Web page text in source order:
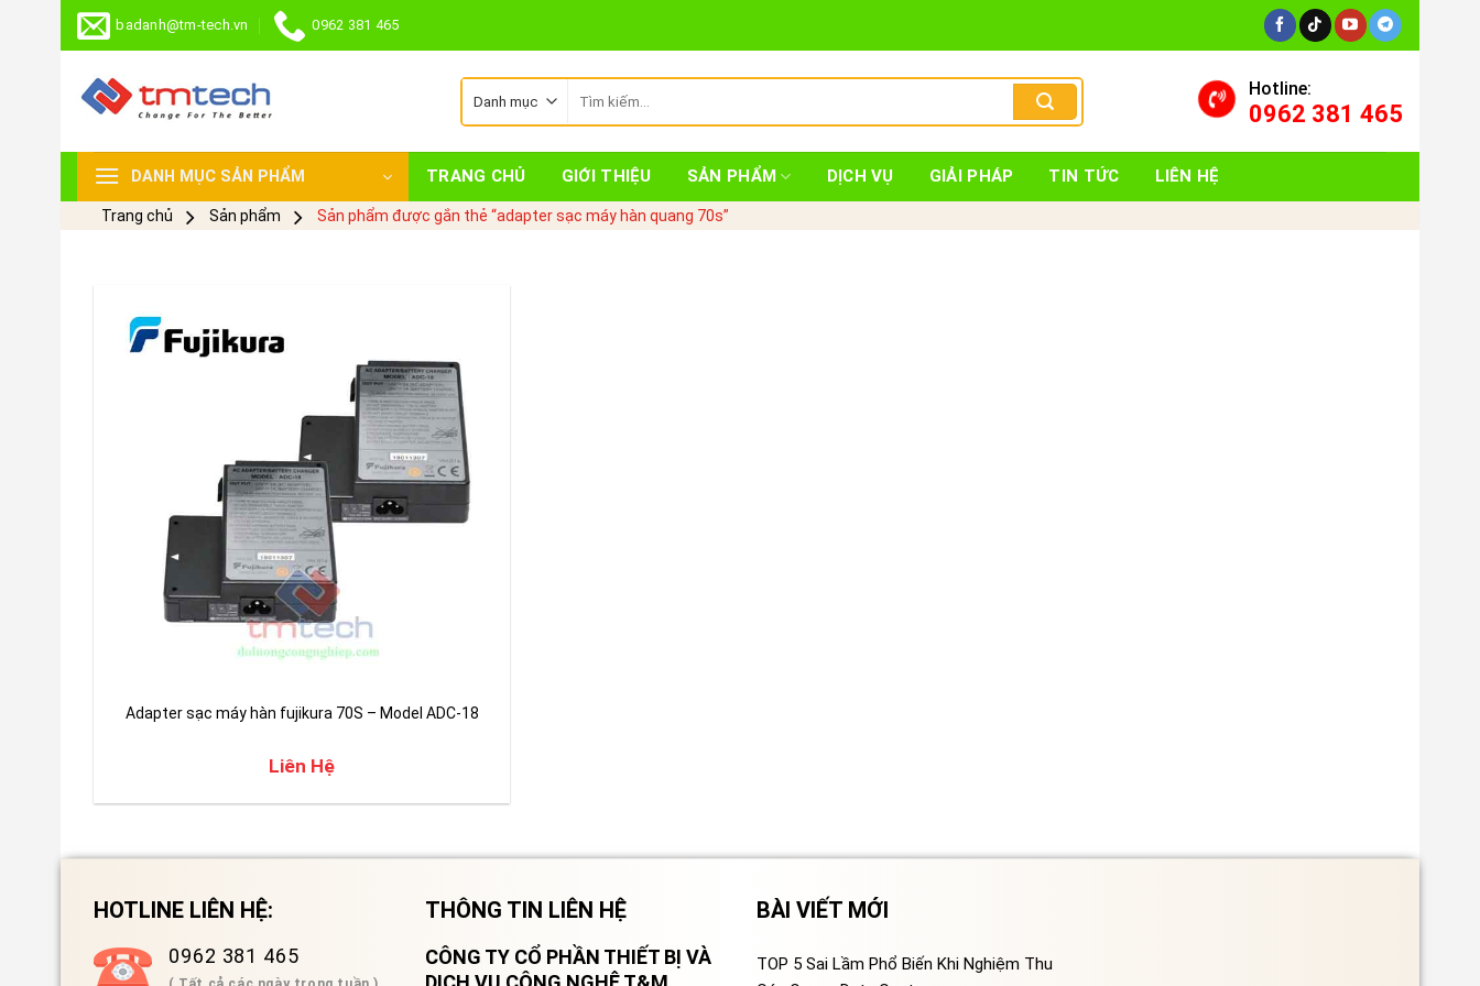
Skip
badanh@tm-tech.vn 0962 381 465
kiếm:
Hotline:
0962 381 465
DANH MỤC SẢN PHẨM TRANG CHỦ GIỚI THIỆU SẢN PHẨM DỊCH VỤ GIẢI PHÁP TIN TỨC LIÊN HỆ
Trang chủ Sản phẩm Sản phẩm được gắn thẻ “adapter sạc máy hàn quang 70s”
Adapter sạc máy hàn fujikura 70S – Model ADC-18
Liên Hệ
HOTLINE LIÊN HỆ:
0962 381 465
THÔNG TIN LIÊN HỆ
CÔNG TY CỔ PHẦN THIẾT BỊ VÀ
BÀI VIẾT MỚI
TOP 5 Sai Lầm Phổ Biến Khi Nghiệm Thu